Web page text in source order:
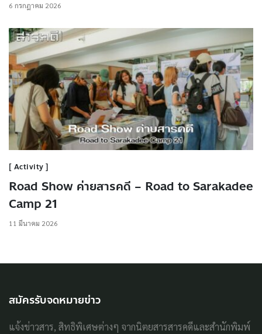
6 กรกฎาคม 2026
Activity
Road Show ค่ายสารคดี – Road to Sarakadee
Camp 21
11 มีนาคม 2026
สมัครรับจดหมายข่าว
แจ้งข่าวสาร, สิทธิพิเศษต่างๆ จากนิตยสารสารคดีและสำนักพิมพ์